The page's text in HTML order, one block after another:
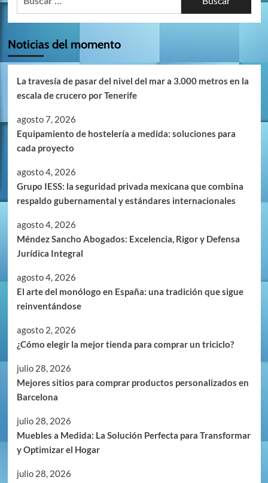
Noticias del momento
La travesía de pasar del nivel del mar a 3.000 metros en la
escala de crucero por Tenerife
agosto 7, 2026
Equipamiento de hostelería a medida: soluciones para
cada proyecto
agosto 4, 2026
Grupo IESS: la seguridad privada mexicana que combina
respaldo gubernamental y estándares internacionales
agosto 4, 2026
Méndez Sancho Abogados: Excelencia, Rigor y Defensa
Jurídica Integral
agosto 4, 2026
El arte del monólogo en España: una tradición que sigue
reinventándose
agosto 2, 2026
¿Cómo elegir la mejor tienda para comprar un triciclo?
julio 28, 2026
Mejores sitios para comprar productos personalizados en
Barcelona
julio 28, 2026
Muebles a Medida: La Solución Perfecta para Transformar
y Optimizar el Hogar
julio 28, 2026